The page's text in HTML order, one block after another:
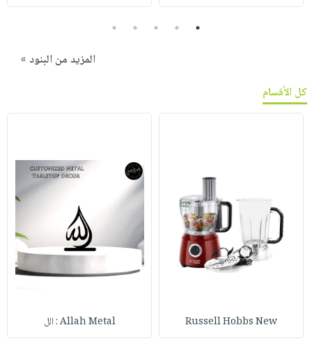
1
2
3
4
5
المزيد من البنود »
كل الأقسام
Russell Hobbs New Allah Metal : الل